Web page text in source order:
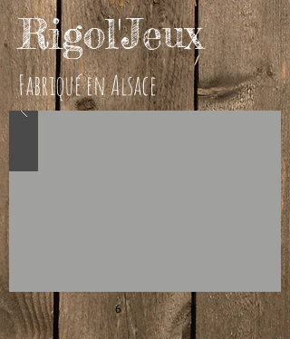
Rigol'Jeux
Fabriqué en Alsace
6